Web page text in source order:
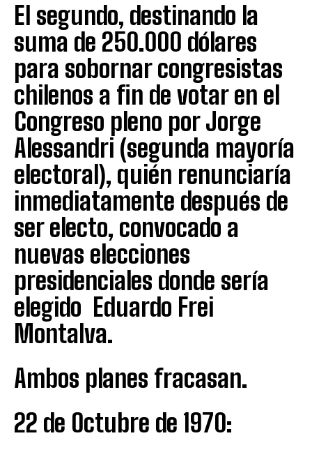
El segundo, destinando la
suma de 250.000 dólares
para sobornar congresistas
chilenos a fin de votar en el
Congreso pleno por Jorge
Alessandri (segunda mayoría
electoral), quién renunciaría
inmediatamente después de
ser electo, convocado a
nuevas elecciones
presidenciales donde sería
elegido Eduardo Frei
Montalva.
Ambos planes fracasan.
22 de Octubre de 1970: